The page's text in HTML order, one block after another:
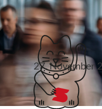
What
27. November